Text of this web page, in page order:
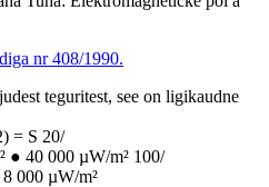
nr 408/1990.
teguritest, see on ligikaudne
= S 20/
● 40 000 µW/m² 100/
000 µW/m²